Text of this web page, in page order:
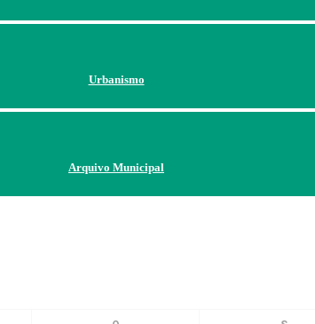
Urbanismo
Arquivo Municipal